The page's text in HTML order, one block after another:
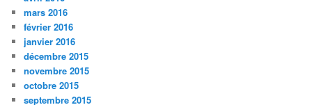
mars 2016
février 2016
janvier 2016
décembre 2015
novembre 2015
octobre 2015
septembre 2015